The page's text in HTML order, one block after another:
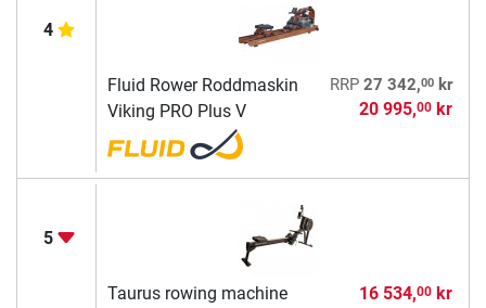
4
Fluid Rower Roddmaskin
Viking PRO Plus V
RRP 27 342,00kr
20 995,00kr
5
Taurus rowing machine
16 534,00kr